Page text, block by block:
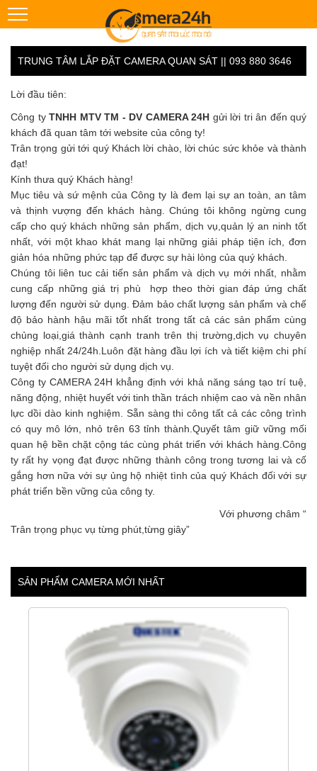
TRUNG TÂM LẮP ĐẶT CAMERA QUAN SÁT || 093 880 3646
Lời đầu tiên:
Công ty TNHH MTV TM - DV CAMERA 24H gửi lời tri ân đến quý
khách đã quan tâm tới website của công ty!
Trân trọng gửi tới quý Khách lời chào, lời chúc sức khỏe và thành
đạt!
Kính thưa quý Khách hàng!
Mục tiêu và sứ mệnh của Công ty là đem lại sự an toàn, an tâm
và thịnh vượng đến khách hàng. Chúng tôi không ngừng cung
cấp cho quý khách những sản phẩm, dịch vụ,quản lý an ninh tốt
nhất, với một khao khát mang lại những giải pháp tiện ích, đơn
giản hóa những phức tạp để được sự hài lòng của quý khách.
Chúng tôi liên tuc cải tiến sản phẩm và dịch vụ mới nhất, nhằm
cung cấp những giá trị phù hợp theo thời gian đáp ứng chất
lượng đến người sử dụng. Đảm bảo chất lượng sản phẩm và chế
độ bảo hành hậu mãi tốt nhất trong tất cả các sản phẩm cùng
chủng loại,giá thành cạnh tranh trên thị trường,dịch vụ chuyên
nghiệp nhất 24/24h.Luôn đặt hàng đầu lợi ích và tiết kiệm chi phí
tuyệt đối cho người sử dụng dịch vụ.
Công ty CAMERA 24H khẳng định với khả năng sáng tạo trí tuệ,
năng động, nhiệt huyết với tinh thần trách nhiệm cao và nền nhân
lực dồi dào kinh nghiệm. Sẵn sàng thi công tất cả các công trình
có quy mô lớn, nhỏ trên 63 tỉnh thành.Quyết tâm giữ vững mối
quan hệ bền chặt cộng tác cùng phát triển với khách hàng.Công
ty rất hy vọng đạt được những thành công trong tương lai và cố
gắng hơn nữa với sự ủng hộ nhiệt tình của quý Khách đối với sự
phát triển bền vững của công ty.
Với phương châm “
Trân trọng phục vụ từng phút,từng giây”
SẢN PHẨM CAMERA MỚI NHẤT